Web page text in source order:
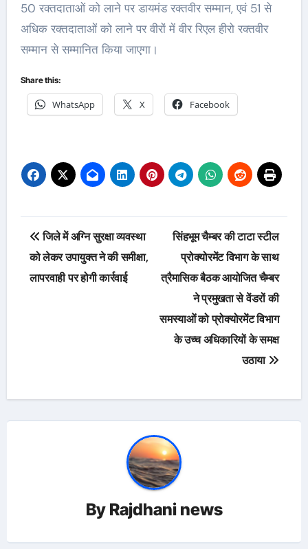
50 रक्तदाताओं को लाने पर डायमंड रक्तवीर सम्मान, एवं 51 से
अधिक रक्तदाताओं को लाने पर वीरों में वीर रिएल हीरो रक्तवीर
सम्मान से सम्मानित किया जाएगा।
Share this:
WhatsApp X Facebook
Post
navigation
जिले में अग्नि सुरक्षा व्यवस्था
को लेकर उपायुक्त ने की समीक्षा,
लापरवाही पर होगी कार्रवाई
सिंहभूम चैम्बर की टाटा स्टील
प्रोक्योरमेंट विभाग के साथ
त्रैमासिक बैठक आयोजित चैम्बर
ने प्रमुखता से वेंडरों की
समस्याओं को प्रोक्योरमेंट विभाग
के उच्च अधिकारियों के समक्ष
उठाया
By Rajdhani news